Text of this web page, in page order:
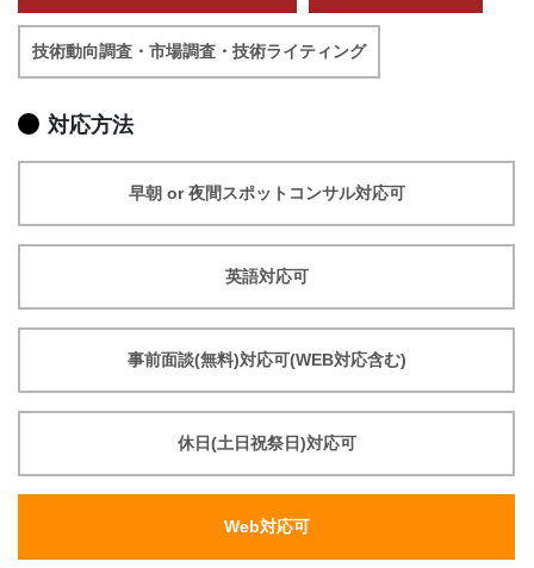
技術動向調査・市場調査・技術ライティング
対応方法
早朝 or 夜間スポットコンサル対応可
英語対応可
事前面談(無料)対応可(WEB対応含む)
休日(土日祝祭日)対応可
Web対応可